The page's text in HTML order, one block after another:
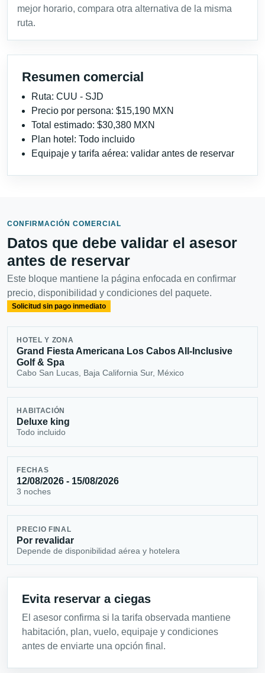
mejor horario, compara otra alternativa de la misma
ruta.
Resumen comercial
Ruta: CUU - SJD
Precio por persona: $15,190 MXN
Total estimado: $30,380 MXN
Plan hotel: Todo incluido
Equipaje y tarifa aérea: validar antes de reservar
CONFIRMACIÓN COMERCIAL
Datos que debe validar el asesor
antes de reservar
Este bloque mantiene la página enfocada en confirmar
precio, disponibilidad y condiciones del paquete.
Solicitud sin pago inmediato
HOTEL Y ZONA
Grand Fiesta Americana Los Cabos All-Inclusive
Golf & Spa
Cabo San Lucas, Baja California Sur, México
HABITACIÓN
Deluxe king
Todo incluido
FECHAS
12/08/2026 - 15/08/2026
3 noches
PRECIO FINAL
Por revalidar
Depende de disponibilidad aérea y hotelera
Evita reservar a ciegas
El asesor confirma si la tarifa observada mantiene
habitación, plan, vuelo, equipaje y condiciones
antes de enviarte una opción final.